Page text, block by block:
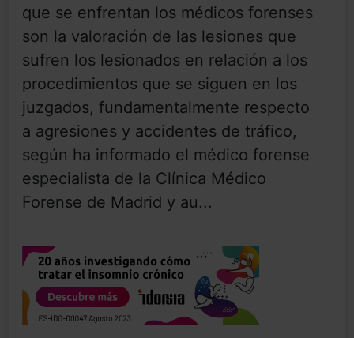
que se enfrentan los médicos forenses
son la valoración de las lesiones que
sufren los lesionados en relación a los
procedimientos que se siguen en los
juzgados, fundamentalmente respecto
a agresiones y accidentes de tráfico,
según ha informado el médico forense
especialista de la Clínica Médico
Forense de Madrid y au...